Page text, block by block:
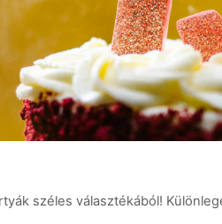
széles választékából!